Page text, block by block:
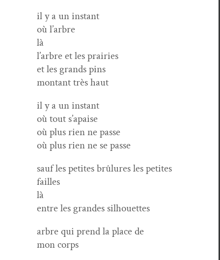
il y a un instant
où l’arbre
là
l’arbre et les prairies
et les grands pins
mon­tant très haut
il y a un instant
où tout s’apaise
où plus rien ne passe
où plus rien ne se passe
sauf les petites brûlures les petites
failles
là
entre les grandes silhouettes
arbre qui prend la place de
mon corps